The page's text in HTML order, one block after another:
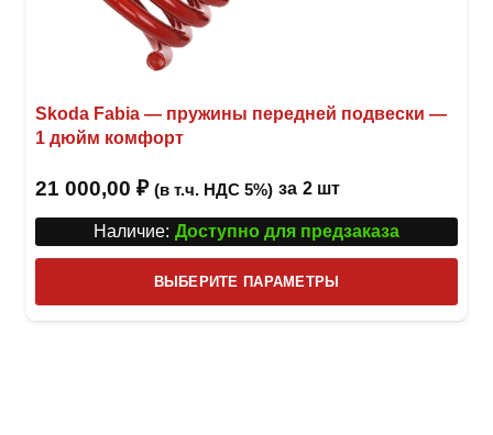
Skoda Fabia — пружины передней подвески —
1 дюйм комфорт
21 000,00 ₽ (в т.ч. НДС 5%) за 2 шт
Наличие: Доступно для предзаказа
ВЫБЕРИТЕ ПАРАМЕТРЫ
товар